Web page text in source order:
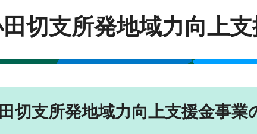
切支所発地域力向上
切支所発地域力向上支援金事業